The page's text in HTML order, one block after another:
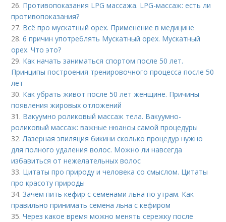
26. Противопоказания LPG массажа. LPG-массаж: есть ли
противопоказания?
27. Всё про мускатный орех. Применение в медицине
28.6 причин употреблять Мускатный орех. Мускатный
орех. Что это?
29. Как начать заниматься спортом после 50 лет.
Принципы построения тренировочного процесса после 50
лет
30. Как убрать живот после 50 лет женщине. Причины
появления жировых отложений
31. Вакуумно роликовый массаж тела. Вакуумно-
роликовый массаж: важные нюансы самой процедуры
32.Лазерная эпиляция бикини сколько процедур нужно
для полного удаления волос. Можно ли навсегда
избавиться от нежелательных волос
33. Цитаты про природу и человека со смыслом. Цитаты
про красоту природы
34.Зачем пить кефир с семенами льна по утрам. Как
правильно принимать семена льна с кефиром
35.Через какое время можно менять сережку после